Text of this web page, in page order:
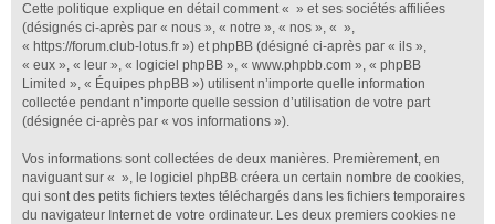
Cette politique explique en détail comment « » et ses sociétés affiliées
(désignés ci-après par « nous », « notre », « nos », « »,
« https://forum.club-lotus.fr ») et phpBB (désigné ci-après par « ils »,
« eux », « leur », « logiciel phpBB », « www.phpbb.com », « phpBB
Limited », « Équipes phpBB ») utilisent n’importe quelle information
collectée pendant n’importe quelle session d’utilisation de votre part
(désignée ci-après par « vos informations »).
Vos informations sont collectées de deux manières. Premièrement, en
naviguant sur « », le logiciel phpBB créera un certain nombre de cookies,
qui sont des petits fichiers textes téléchargés dans les fichiers temporaires
du navigateur Internet de votre ordinateur. Les deux premiers cookies ne